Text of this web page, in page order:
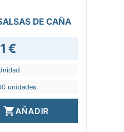
DE CAÑA
€
unidades
AÑADIR